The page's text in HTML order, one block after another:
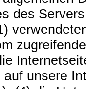
des
unsere